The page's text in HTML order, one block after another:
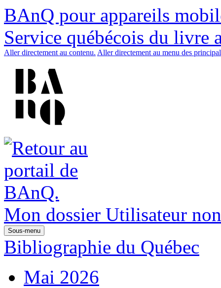
BAnQ pour appareils
Service québécois du livre
Aller directement au contenu. Aller directement au menu des
Mon dossier Utilisateur
Sous-menu
Bibliographie du Québec
Mai 2026